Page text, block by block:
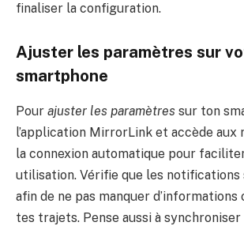
finaliser la configuration.
Ajuster les paramètres sur
smartphone
Pour ajuster les paramètres sur ton
l’application MirrorLink et accède aux
la connexion automatique pour
utilisation. Vérifie que les notifications
afin de ne pas manquer
tes trajets. Pense aussi à